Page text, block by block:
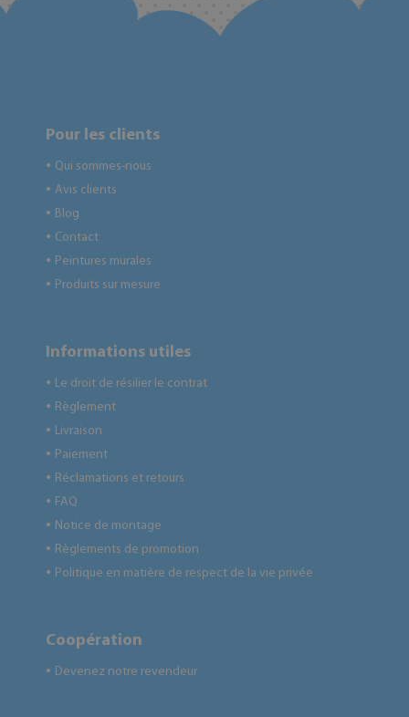
Pour les clients
● Qui sommes-nous
● Avis clients
● Blog
● Contact
● Peintures murales
● Produits sur mesure
Informations utiles
● Le droit de résilier le contrat
● Règlement
● Livraison
● Paiement
● Réclamations et retours
● FAQ
● Notice de montage
● Règlements de promotion
● Politique en matière de respect de la vie privée
Coopération
● Devenez notre revendeur